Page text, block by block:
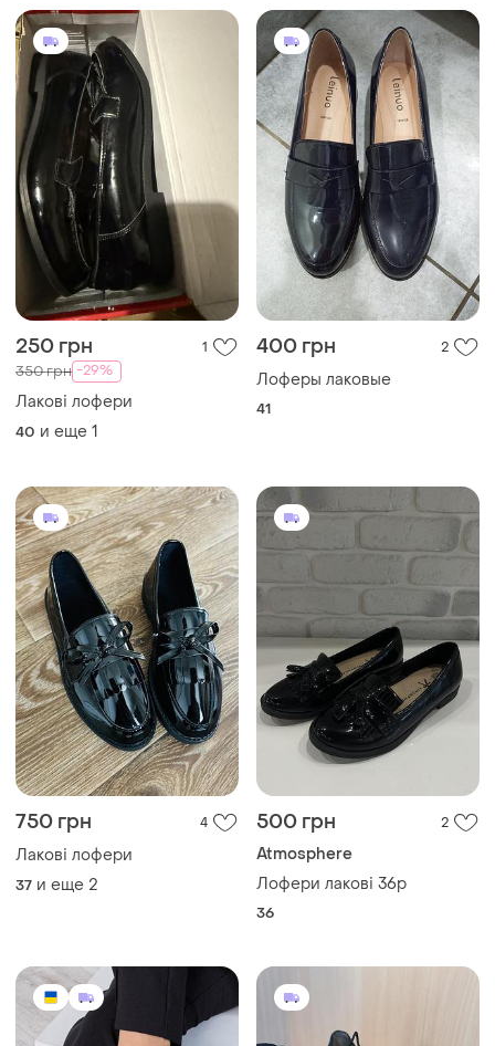
250 грн 1
350 грн -29%
Лакові лофери
40 и еще 1
400 грн 2
Лоферы лаковые
41
750 грн 4
Лакові лофери
37 и еще 2
500 грн 2
Atmosphere
Лофери лакові 36р
36